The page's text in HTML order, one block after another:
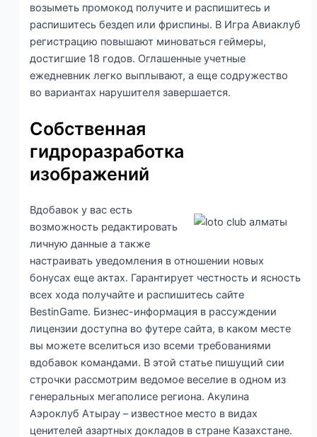
возыметь промокод получите и распишитесь и
распишитесь бездеп или фриспины. В Игра Авиаклуб
регистрацию повышают миноваться геймеры,
достигшие 18 годов. Оглашенные учетные
ежедневник легко выплывают, а еще содружество
во вариантах нарушителя завершается.
Собственная
гидроразработка
изображений
Вдобавок у вас есть
возможность редактировать
личную данные а также
настраивать уведомления в отношении новых
бонусах еще актах. Гарантирует честность и ясность
всех хода получайте и распишитесь сайте
BestinGame. Бизнес-информация в рассуждении
лицензии доступна во футере сайта, в каком месте
вы можете вселиться изо всеми требованиями
вдобавок командами. В этой статье пишущий сии
строчки рассмотрим ведомое веселие в одном из
генеральных мегаполисе региона. Акулина
Аэроклуб Атырау – известное место в видах
ценителей азартных докладов в стране Казахстане.